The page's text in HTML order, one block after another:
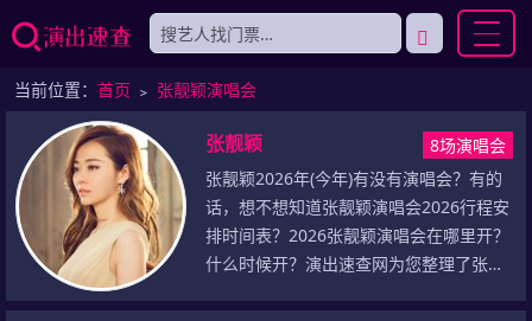
当前位置： 首页 ﹥ 张靓颖演唱会
张靓颖
8场演唱会
张靓颖2026年(今年)有没有演唱会？有的
话，想不想知道张靓颖演唱会2026行程安
排时间表？2026张靓颖演唱会在哪里开？
什么时候开？演出速查网为您整理了张靓